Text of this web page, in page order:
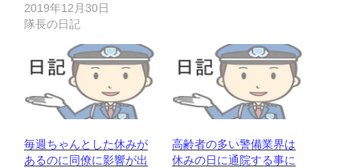
2019年12月30日
隊長の日記
毎週ちゃんとした休みが
あるのに同僚に影響が出
高齢者の多い警備業界は
休みの日に通院する事に